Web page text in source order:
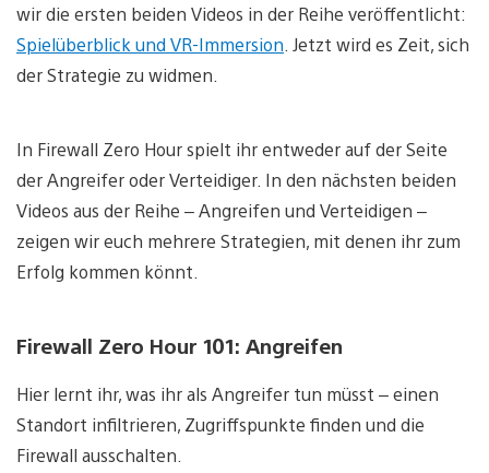
wir die ersten beiden Videos in der Reihe veröffentlicht:
Spielüberblick und VR-Immersion . Jetzt wird es Zeit, sich
der Strategie zu widmen.
In Firewall Zero Hour spielt ihr entweder auf der Seite
der Angreifer oder Verteidiger. In den nächsten beiden
Videos aus der Reihe – Angreifen und Verteidigen –
zeigen wir euch mehrere Strategien, mit denen ihr zum
Erfolg kommen könnt.
Firewall Zero Hour 101: Angreifen
Hier lernt ihr, was ihr als Angreifer tun müsst – einen
Standort infiltrieren, Zugriffspunkte finden und die
Firewall ausschalten.